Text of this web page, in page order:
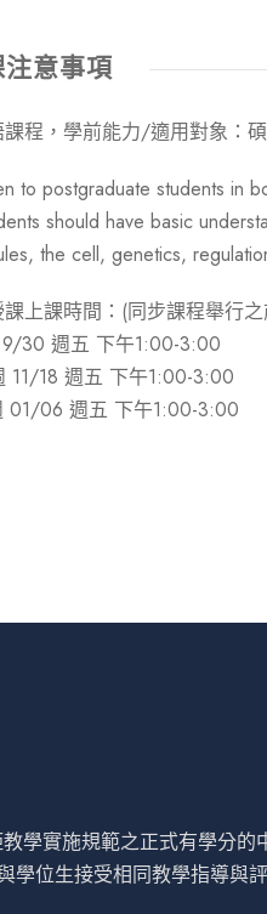
意事項
課程，學前能力/適用對象：
to postgraduate students in
should have basic
the cell, genetics,
上課時間：(同步課程舉行
30 週五 下午1:00-3:00
11/18 週五 下午1:00-3:00
01/06 週五 下午1:00-3:00
學實施規範之正式有學分的
學位生接受相同教學指導與